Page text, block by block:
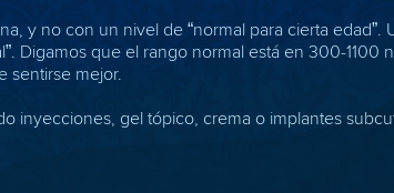
y no con un nivel de “normal para cierta edad”.
Digamos que el rango normal está en 300-
sentirse mejor.
inyecciones, gel tópico, crema o implantes